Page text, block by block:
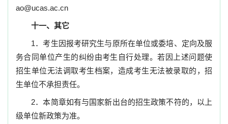
ao@ucas.ac.cn
十一、其它
1．考生因报考研究生与原所在单位或委培、定向及服
务合同单位产生的纠纷由考生自行处理。若因上述问题使
招生单位无法调取考生档案，造成考生无法被录取的，招
生单位不承担责任。
2．本简章如有与国家新出台的招生政策不符的，以上
级单位新政策为准。